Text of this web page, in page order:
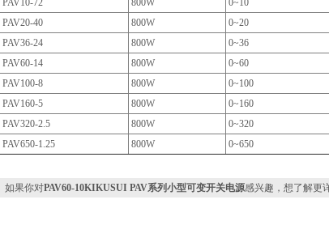
PAV10-72
800W 0~10
PAV20-40
800W 0~20
PAV36-24
800W 0~36
PAV60-14
800W 0~60
PAV100-8
800W 0~100
PAV160-5
800W 0~160
PAV320-2.5
800W 0~320
PAV650-1.25
800W 0~650
如果你对PAV60-10KIKUSUI PAV系列小型可变开关电源感兴趣，想了解更